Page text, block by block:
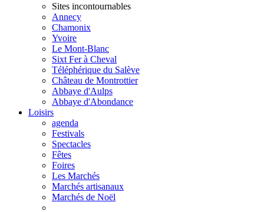
Sites incontournables
Annecy
Chamonix
Yvoire
Le Mont-Blanc
Sixt Fer à Cheval
Téléphérique du Salève
Château de Montrottier
Abbaye d'Aulps
Abbaye d'Abondance
Loisirs
agenda
Festivals
Spectacles
Fêtes
Foires
Les Marchés
Marchés artisanaux
Marchés de Noël